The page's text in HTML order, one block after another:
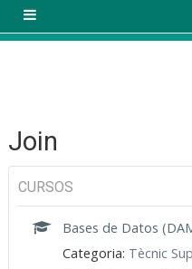
Panell lateral
Join
CURSOS
Bases de Datos
Categoria: Tècnic